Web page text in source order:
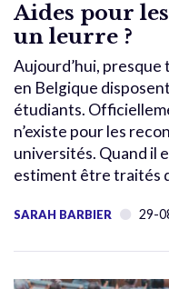
Aides pour
un leurre ?
Aujourd’hui, presque
en Belgique
étudiants.
n’existe pour les
universités. Quand il
estiment être traités
SARAH BARBIER 29-